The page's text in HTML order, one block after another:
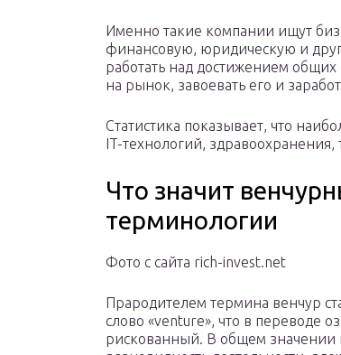
Именно такие компании ищут
финансовую, юридическую и
работать над достижением
на рынок, завоевать его и
Статистика показывает, что
IT-технологий, здравоохранения,
Что значит
терминологии
Фото с сайта rich-invest.net
Прародителем термина венчур
слово «venture», что в переводе
рискованный. В общем значении